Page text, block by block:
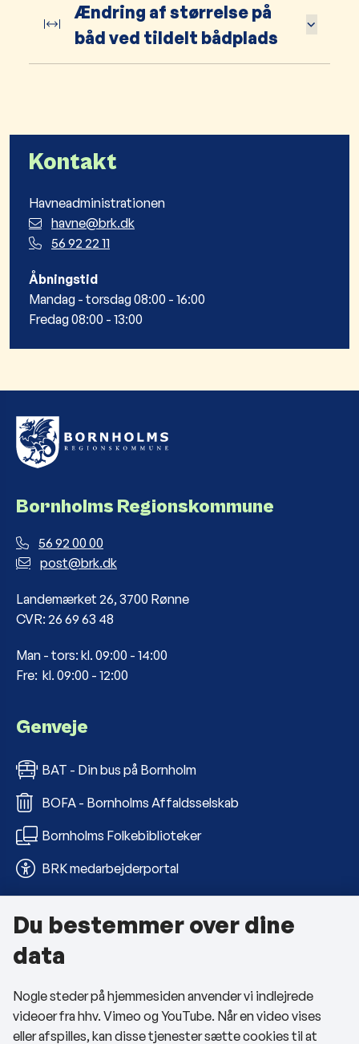
Ændring af størrelse på
båd ved tildelt bådplads
Kontakt
Havneadministrationen
havne@brk.dk
56 92 22 11
Åbningstid
Mandag - torsdag 08:00 - 16:00
Fredag 08:00 - 13:00
Bornholms Regionskommune
56 92 00 00
post@brk.dk
Landemærket 26, 3700 Rønne
CVR: 26 69 63 48
Man - tors: kl. 09:00 - 14:00
Fre: kl. 09:00 - 12:00
Genveje
BAT - Din bus på Bornholm
BOFA - Bornholms Affaldsselskab
Bornholms Folkebiblioteker
BRK medarbejderportal
Om kommunen
Kontakt os
Telefon- og åbningstider
Tilgængelighedserklæring
Du bestemmer over dine
data
Nogle steder på hjemmesiden anvender vi indlejrede
videoer fra hhv. Vimeo og YouTube. Når en video vises
eller afspilles, kan disse tjenester sætte cookies til at